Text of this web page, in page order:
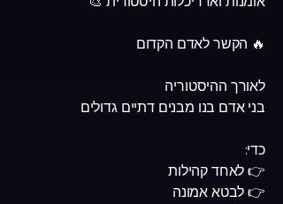
🔥 הקשר לאדם הקדום
לאורך ההיסטוריה
בני אדם בנו מבנים דתיים גדולים
כדי:
👉 לאחד קהילות
👉 לבטא אמונה